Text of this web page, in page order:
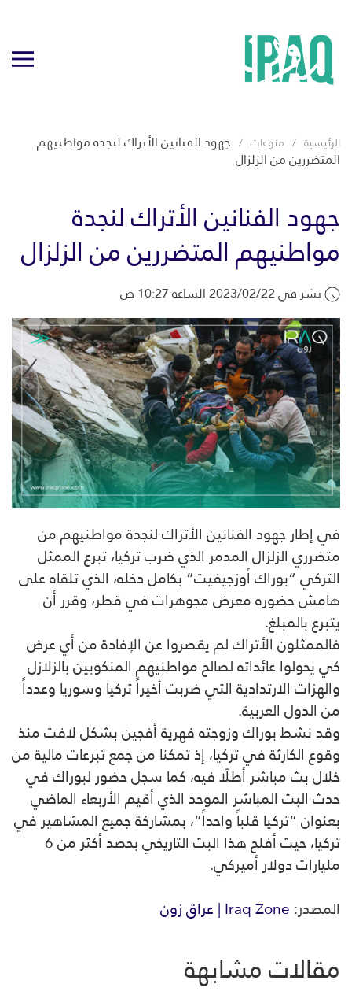
الرئيسية منوعات جهود الفنانين الأتراك لنجدة مواطنيهم
المتضررين من الزلزال
جهود الفنانين الأتراك لنجدة
مواطنيهم المتضررين من الزلزال
نشر في 2023/02/22 الساعة 10:27 ص
في إطار جهود الفنانين الأتراك لنجدة مواطنيهم من
متضرري الزلزال المدمر الذي ضرب تركيا، تبرع الممثل
التركي “بوراك أوزجيفيت” بكامل دخله، الذي تلقاه على
هامش حضوره معرض مجوهرات في قطر، وقرر أن
يتبرع بالمبلغ.
فالممثلون الأتراك لم يقصروا عن الإفادة من أي عرض
كي يحولوا عائداته لصالح مواطنيهم المنكوبين بالزلازل
والهزات الارتدادية التي ضربت أخيراً تركيا وسوريا وعدداً
من الدول العربية.
وقد نشط بوراك وزوجته فهرية أفجين بشكل لافت منذ
وقوع الكارثة في تركيا، إذ تمكنا من جمع تبرعات مالية من
خلال بث مباشر أطلّا فيه، كما سجل حضور لبوراك في
حدث البث المباشر الموحد الذي أقيم الأربعاء الماضي
بعنوان “تركيا قلباً واحداً”، بمشاركة جميع المشاهير في
تركيا، حيث أفلح هذا البث التاريخي بحصد أكثر من 6
مليارات دولار أميركي.
المصدر:Iraq Zone | عراق زون
مقالات مشابهة